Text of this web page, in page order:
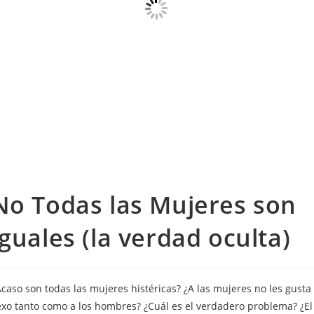
Todas las Mujeres son
(la verdad oculta)
son todas las mujeres histéricas? ¿A las mujeres no les gusta
tanto como a los hombres? ¿Cuál es el verdadero problema? ¿El